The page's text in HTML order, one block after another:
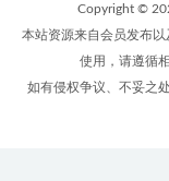
Copyright ©
本站资源来自会员发布
使用，请遵循
如有侵权争议、不妥之